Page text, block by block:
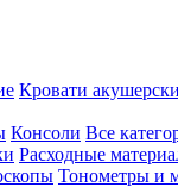
Кровати
Консоли Все
Расходные
Тонометры и